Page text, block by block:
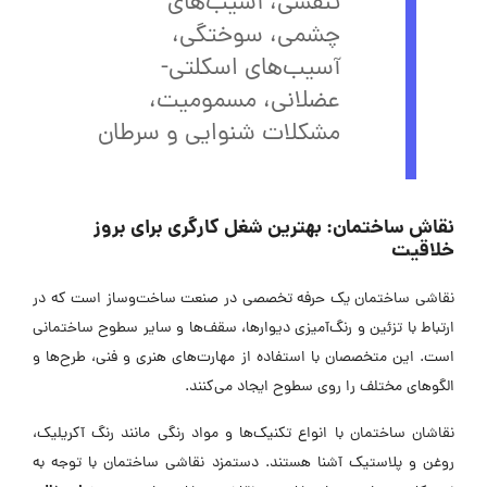
چشمی، سوختگی،
آسیب‌های اسکلتی-
عضلانی، مسمومیت،
مشکلات شنوایی و سرطان
نقاش ساختمان: بهترین شغل کارگری برای بروز
خلاقیت
نقاشی ساختمان یک حرفه‌ تخصصی در صنعت ساخت‌وساز است که در
ارتباط با تزئین و رنگ‌آمیزی دیوارها، سقف‌ها و سایر سطوح ساختمانی
است. این متخصصان با استفاده از مهارت‌های هنری و فنی، طرح‌ها و
الگوهای مختلف را روی سطوح ایجاد می‌کنند.
نقاشان ساختمان با انواع تکنیک‌ها و مواد رنگی مانند رنگ‌ آکریلیک،
روغن و‌ پلاستیک آشنا هستند. دستمزد نقاشی ساختمان با توجه به